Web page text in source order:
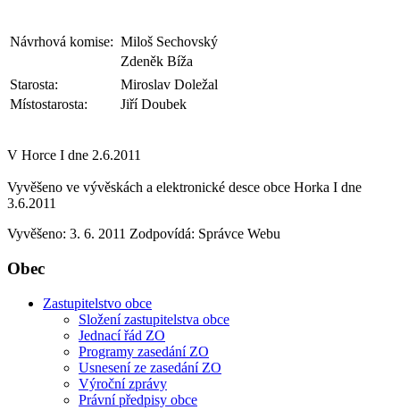
Návrhová komise: Miloš Sechovský
Zdeněk Bíža
Starosta:
Miroslav Doležal
Místostarosta:
Jiří Doubek
V Horce I dne 2.6.2011
Vyvěšeno ve vývěskách a elektronické desce obce Horka I dne
3.6.2011
Vyvěšeno: 3. 6. 2011 Zodpovídá: Správce Webu
Obec
Zastupitelstvo obce
Složení zastupitelstva obce
Jednací řád ZO
Programy zasedání ZO
Usnesení ze zasedání ZO
Výroční zprávy
Právní předpisy obce